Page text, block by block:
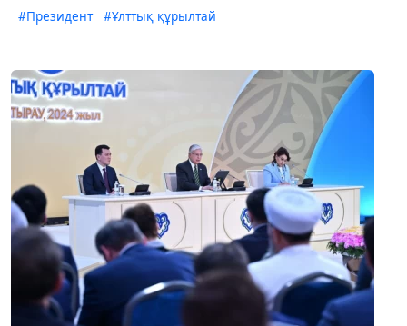
#Президент #Ұлттық құрылтай